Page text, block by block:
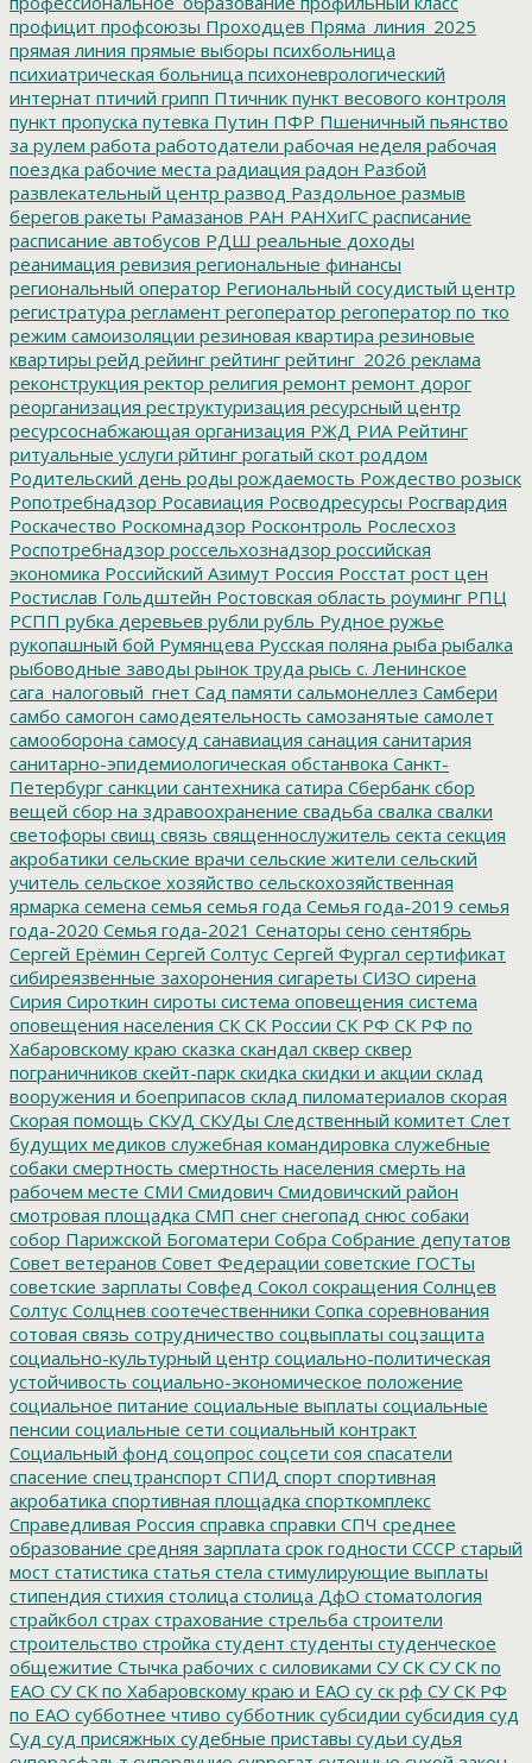
профицит профсоюзы Проходцев Пряма_линия_2025
прямая линия прямые выборы психбольница
психиатрическая больница психоневрологический
интернат птичий грипп Птичник пункт весового контроля
пункт пропуска путевка Путин ПФР Пшеничный пьянство
за рулем работа работодатели рабочая неделя рабочая
поездка рабочие места радиация радон Разбой
развлекательный центр развод Раздольное размыв
берегов ракеты Рамазанов РАН РАНХиГС расписание
расписание автобусов РДШ реальные доходы
реанимация ревизия региональные финансы
региональный оператор Региональный сосудистый центр
регистратура регламент регоператор регоператор по тко
режим самоизоляции резиновая квартира резиновые
квартиры рейд рейинг рейтинг рейтинг_2026 реклама
реконструкция ректор религия ремонт ремонт дорог
реорганизация реструктуризация ресурсный центр
ресурсоснабжающая организация РЖД РИА Рейтинг
ритуальные услуги рйтинг рогатый скот роддом
Родительский день роды рождаемость Рождество розыск
Ропотребнадзор Росавиация Росводресурсы Росгвардия
Роскачество Роскомнадзор Росконтроль Рослесхоз
Роспотребнадзор россельхознадзор российская
экономика Российский Азимут Россия Росстат рост цен
Ростислав Гольдштейн Ростовская область роуминг РПЦ
РСПП рубка деревьев рубли рубль Рудное ружье
рукопашный бой Румянцева Русская поляна рыба рыбалка
рыбоводные заводы рынок труда рысь с. Ленинское
сага_налоговый_гнет Сад памяти сальмонеллез Самбери
самбо самогон самодеятельность самозанятые самолет
самооборона самосуд санавиация санация санитария
санитарно-эпидемиологическая обстанвока Санкт-
Петербург санкции сантехника сатира Сбербанк сбор
вещей сбор на здравоохранение свадьба свалка свалки
светофоры свищ связь священнослужитель секта секция
акробатики сельские врачи сельские жители сельский
учитель сельское хозяйство сельскохозяйственная
ярмарка семена семья семья года Семья года-2019 семья
года-2020 Семья года-2021 Сенаторы сено сентябрь
Сергей Ерёмин Сергей Солтус Сергей Фургал сертификат
сибиреязвенные захоронения сигареты СИЗО сирена
Сирия Сироткин сироты система оповещения система
оповещения населения СК СК России СК РФ СК РФ по
Хабаровскому краю сказка скандал сквер сквер
пограничников скейт-парк скидка скидки и акции склад
вооружения и боеприпасов склад пиломатериалов скорая
Скорая помощь СКУД СКУДы Следственный комитет Слет
будущих медиков служебная командировка служебные
собаки смертность смертность населения смерть на
рабочем месте СМИ Смидович Смидовичский район
смотровая площадка СМП снег снегопад снюс собаки
собор Парижской Богоматери Собра Собрание депутатов
Совет ветеранов Совет Федерации советские ГОСТы
советские зарплаты Совфед Сокол сокращения Солнцев
Солтус Солцнев соотечественники Сопка соревнования
сотовая связь сотрудничество соцвыплаты соцзащита
социально-культурный центр социально-политическая
устойчивость социально-экономическое положение
социальное питание социальные выплаты социальные
пенсии социальные сети социальный контракт
Социальный фонд соцопрос соцсети соя спасатели
спасение спецтранспорт СПИД спорт спортивная
акробатика спортивная площадка спорткомплекс
Справедливая Россия справка справки СПЧ среднее
образование средняя зарплата срок годности СССР старый
мост статистика статья стела стимулирующие выплаты
стипендия стихия столица столица ДфО стоматология
страйкбол страх страхование стрельба строители
строительство стройка студент студенты студенческое
общежитие Стычка рабочих с силовиками СУ СК СУ СК по
ЕАО СУ СК по Хабаровскому краю и ЕАО су ск рф СУ СК РФ
по ЕАО субботнее чтиво субботник субсидии субсидия суд
Суд суд присяжных судебные приставы судьи судья